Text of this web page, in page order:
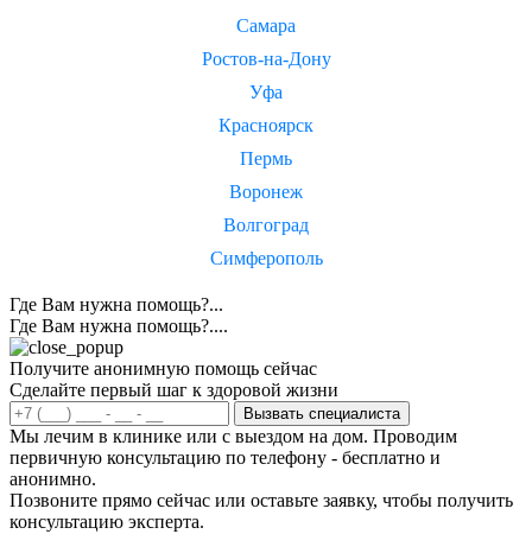
Самара
Ростов-на-Дону
Уфа
Красноярск
Пермь
Воронеж
Волгоград
Симферополь
Где Вам нужна помощь?...
Где Вам нужна помощь?....
Получите анонимную помощь сейчас
Сделайте первый шаг к здоровой жизни
Вызвать специалиста
Мы лечим в клинике или с выездом на дом. Проводим
первичную консультацию по телефону - бесплатно и
анонимно.
Позвоните прямо сейчас или оставьте заявку, чтобы получить
консультацию эксперта.